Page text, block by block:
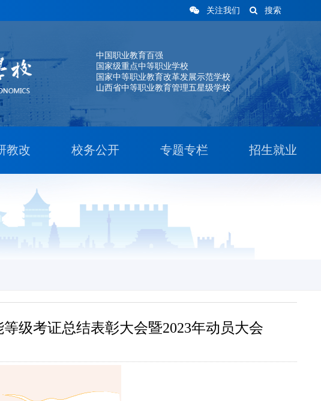
关注我们 搜索
中国职业教育百强
国家级重点中等职业学校
国家中等职业教育改革发展示范学校
山西省中等职业教育管理五星级学校
教改 校务公开 专题专栏 招生就业
级考证总结表彰大会暨2023年动员大会